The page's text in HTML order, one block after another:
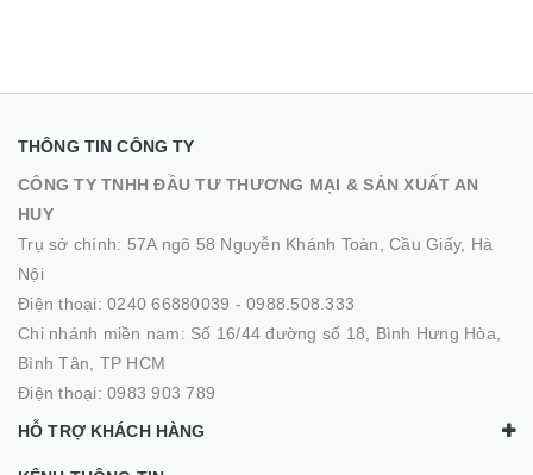
THÔNG TIN CÔNG TY
CÔNG TY TNHH ĐẦU TƯ THƯƠNG MẠI & SẢN XUẤT AN
HUY
Trụ sở chính: 57A ngõ 58 Nguyễn Khánh Toàn, Cầu Giấy, Hà
Nội
Điện thoại: 0240 66880039 - 0988.508.333
Chi nhánh miền nam: Số 16/44 đường số 18, Bình Hưng Hòa,
Bình Tân, TP HCM
Điện thoại: 0983 903 789
HỖ TRỢ KHÁCH HÀNG